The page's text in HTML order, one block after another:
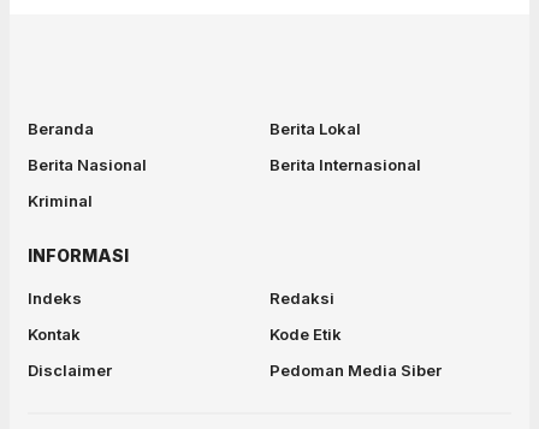
Beranda
Berita Lokal
Berita Nasional
Berita Internasional
Kriminal
INFORMASI
Indeks
Redaksi
Kontak
Kode Etik
Disclaimer
Pedoman Media Siber